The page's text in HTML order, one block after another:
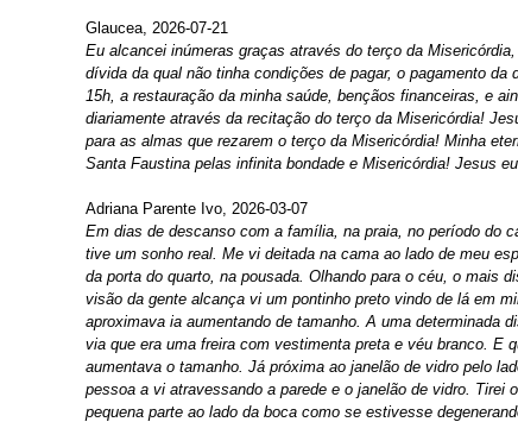
Glaucea, 2026-07-21
Eu alcancei inúmeras graças através do terço da
dívida da qual não tinha condições de pagar, o pagamento da
15h, a restauração da minha saúde, bençãos financeiras, e
diariamente através da recitação do terço da Misericórdia!
para as almas que rezarem o terço da Misericórdia! Minha
Santa Faustina pelas infinita bondade e Misericórdia! Jesus
Adriana Parente Ivo, 2026-03-07
Em dias de descanso com a família, na praia, no período do
tive um sonho real. Me vi deitada na cama ao lado de meu
da porta do quarto, na pousada. Olhando para o céu, o mais
visão da gente alcança vi um pontinho preto vindo de lá em
aproximava ia aumentando de tamanho. A uma determinada
via que era uma freira com vestimenta preta e véu branco. E
aumentava o tamanho. Já próxima ao janelão de vidro pelo
pessoa a vi atravessando a parede e o janelão de vidro. Tirei
pequena parte ao lado da boca como se estivesse